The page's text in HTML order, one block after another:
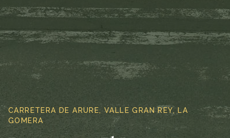
CARRETERA DE ARURE, VALLE GRAN REY, LA
GOMERA